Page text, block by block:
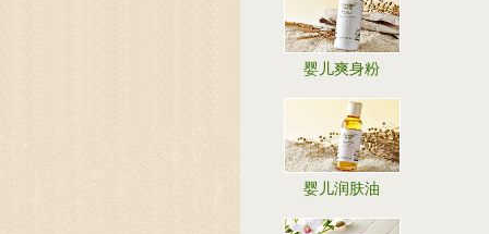
婴儿爽身粉
婴儿润肤油